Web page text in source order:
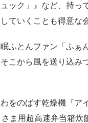
ック」』など、持っ
ていくことも得意な
ふとんファン「ふぁ
こから風を送り込み
をのばす乾燥機『ア
ま用超高速弁当箱炊